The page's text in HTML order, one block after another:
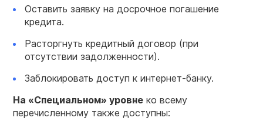
Оставить заявку на досрочное погашение
кредита.
Расторгнуть кредитный договор (при
отсутствии задолженности).
Заблокировать доступ к интернет-банку.
На «Специальном» уровне ко всему
перечисленному также доступны: